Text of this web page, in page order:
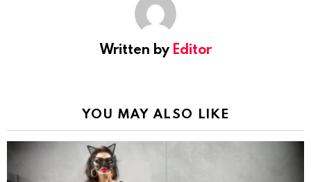
Written by Editor
YOU MAY ALSO LIKE